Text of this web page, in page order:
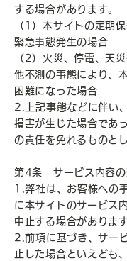
する場合があります。
（1）本サイトの定期
緊急事態発生の場合
（2）火災、停電、天
他不測の事態により、
困難になった場合
2.上記事態などに伴い
損害が生じた場合であ
の責任を免れるものと
第4条 サービス内容の
1.弊社は、お客様への
に本サイトのサービス
中止する場合があります
2.前項に基づき、サー
止した場合といえども